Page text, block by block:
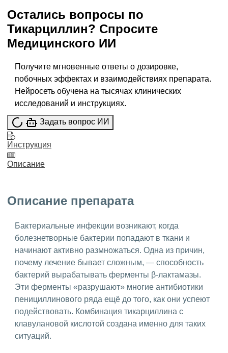
Остались вопросы по
Тикарциллин? Спросите
Медицинского ИИ
Получите мгновенные ответы о дозировке,
побочных эффектах и взаимодействиях препарата.
Нейросеть обучена на тысячах клинических
исследований и инструкциях.
Задать вопрос ИИ
Инструкция
Описание
Описание препарата
Бактериальные инфекции возникают, когда
болезнетворные бактерии попадают в ткани и
начинают активно размножаться. Одна из причин,
почему лечение бывает сложным, — способность
бактерий вырабатывать ферменты β-лактамазы.
Эти ферменты «разрушают» многие антибиотики
пенициллинового ряда ещё до того, как они успеют
подействовать. Комбинация тикарциллина с
клавулановой кислотой создана именно для таких
ситуаций.